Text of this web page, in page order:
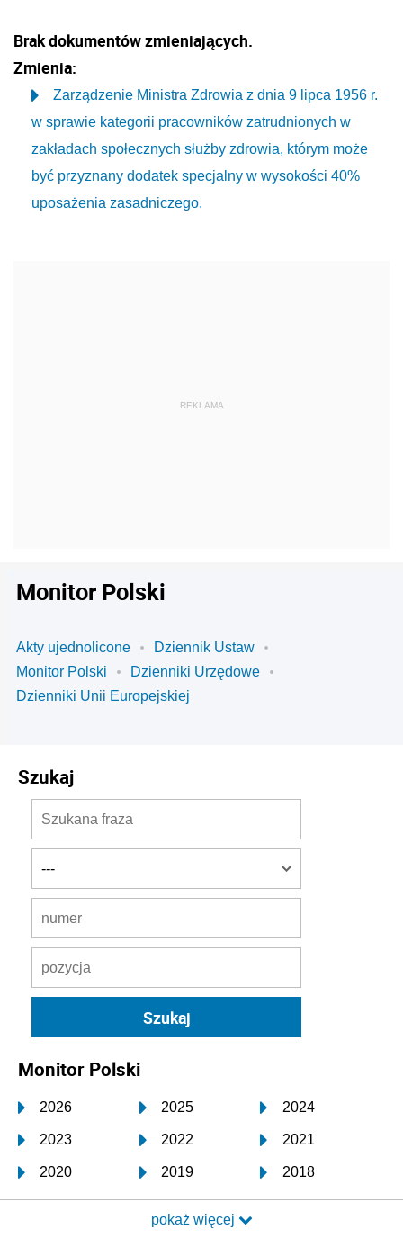
Brak dokumentów zmieniających.
Zmienia:
Zarządzenie Ministra Zdrowia z dnia 9 lipca 1956 r.
w sprawie kategorii pracowników zatrudnionych w
zakładach społecznych służby zdrowia, którym może
być przyznany dodatek specjalny w wysokości 40%
uposażenia zasadniczego.
Monitor Polski
Akty ujednolicone
Dziennik Ustaw
Monitor Polski
Dzienniki Urzędowe
Dzienniki Unii Europejskiej
Szukaj
Monitor Polski
2026 2025 2024
2023 2022 2021
2020 2019 2018
2017 2016 2015
pokaż więcej